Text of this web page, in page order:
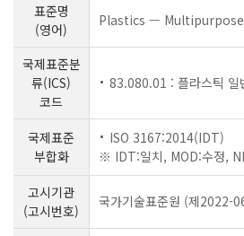
표준명
(영어)
Plastics —
국제표준분
류(ICS)
코드
83.080.01 : 플라스틱 일
국제표준
부합화
ISO 3167:2014(IDT)
※ IDT:일치, MOD:수정,
고시기관
(고시번호)
국가기술표준원 (제2022-